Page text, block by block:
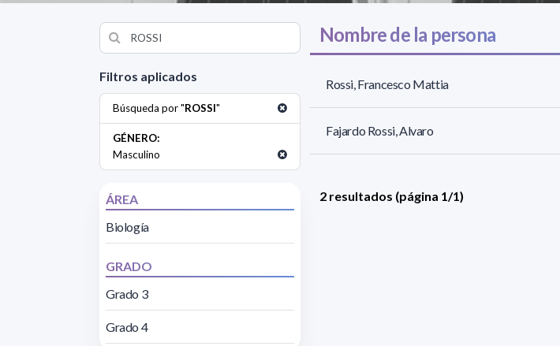
Filtros aplicados
Búsqueda por "ROSSI"
GÉNERO:
Masculino
ÁREA
Biología
GRADO
Grado 3
Grado 4
Nombre de la persona
Rossi, Francesco Mattia
Fajardo Rossi, Alvaro
2 resultados (página 1/1)